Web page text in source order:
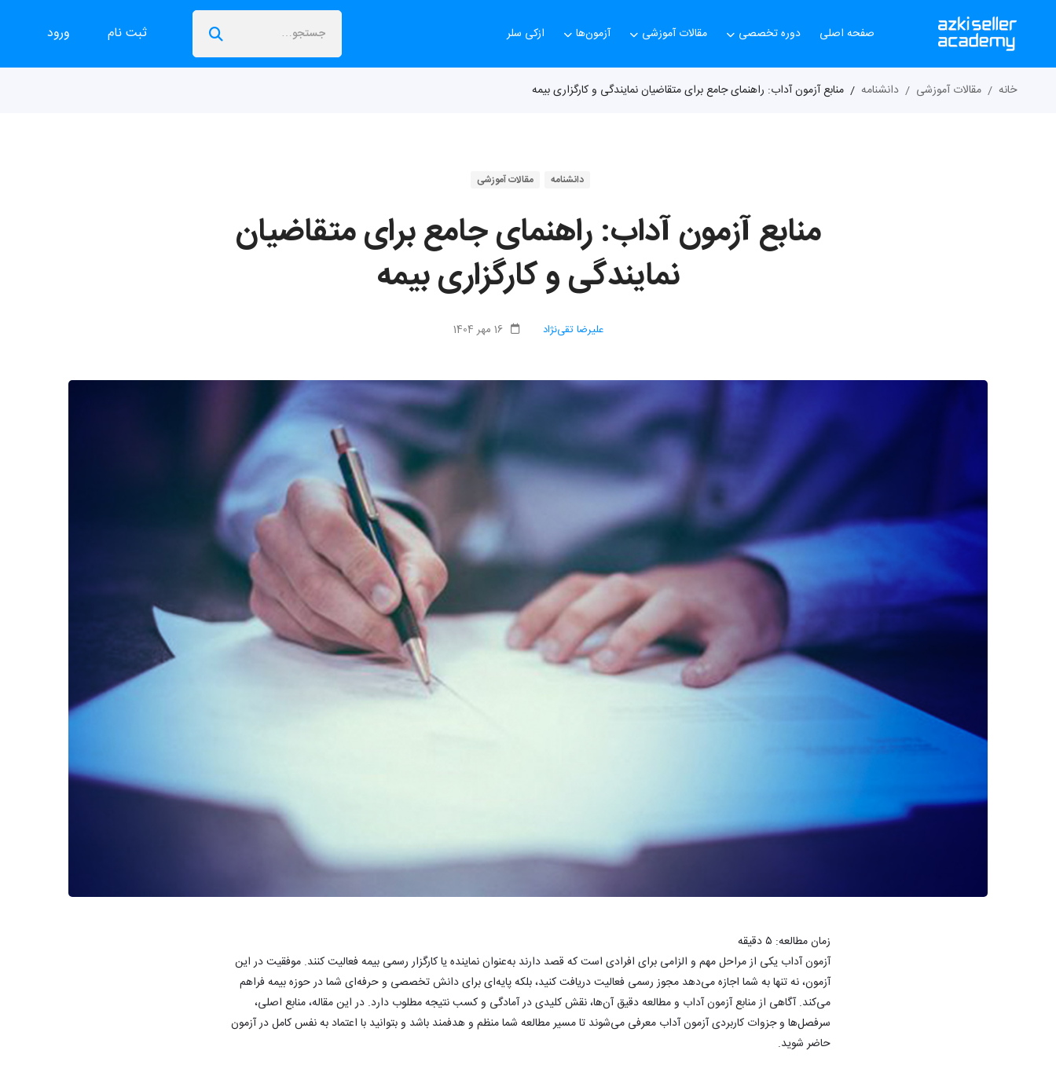
صفحه اصلی دوره تخصصی مقالات آموزشی آزمون‌ها ازکی سلر ورود ثبت نام
خانه مقالات آموزشی دانشنامه منابع آزمون آداب: راهنمای جامع برای متقاضیان نمایندگی و کارگزاری بیمه
دانشنامه مقالات آموزشی
منابع آزمون آداب: راهنمای جامع برای متقاضیان
نمایندگی و کارگزاری بیمه
علیرضا تقی‌نژاد 16 مهر 1404
زمان مطالعه: ۵دقیقه
آزمون آداب یکی از مراحل مهم و الزامی برای افرادی است که قصد دارند به‌عنوان نماینده یا کارگزار رسمی بیمه فعالیت کنند. موفقیت در این
آزمون، نه تنها به شما اجازه می‌دهد مجوز رسمی فعالیت دریافت کنید، بلکه پایه‌ای برای دانش تخصصی و حرفه‌ای شما در حوزه بیمه فراهم
می‌کند. آگاهی از منابع آزمون آداب و مطالعه دقیق آن‌ها، نقش کلیدی در آمادگی و کسب نتیجه مطلوب دارد. در این مقاله، منابع اصلی،
سرفصل‌ها و جزوات کاربردی آزمون آداب معرفی می‌شوند تا مسیر مطالعه شما منظم و هدفمند باشد و بتوانید با اعتماد به نفس کامل در آزمون
حاضر شوید.